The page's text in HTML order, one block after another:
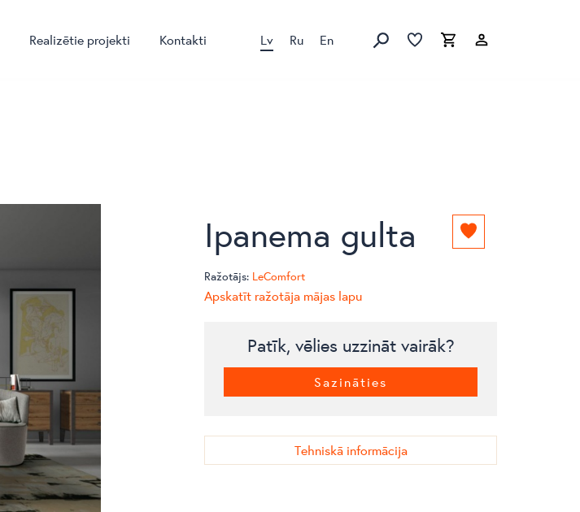
Realizētie projekti Kontakti Lv Ru En Meklēt produktus
Izlase Grozs
Ipanema gulta Pievienot
Ražotājs: LeComfort
Apskatīt ražotāja mājas lapu
Patīk, vēlies uzzināt vairāk?
Sazināties
Tehniskā informācija